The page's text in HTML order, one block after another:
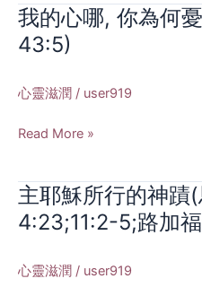
16)
的
教
我的心哪, 你為何
43:5)
心靈滋潤 / user919
我
的
你
何
悶?
(詩
篇
43:5)
Read More »
主耶穌所行的神蹟
4:23;11:2-5;路加
心靈滋潤 / user919
主
耶
穌
行